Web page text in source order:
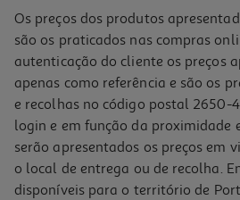
Os preços dos produtos
são os praticados nas compras
autenticação do cliente os preços
apenas como referência e são os
e recolhas no código postal 2650-
login e em função da proximidade
serão apresentados os preços em
o local de entrega ou de recolha.
disponíveis para o território de